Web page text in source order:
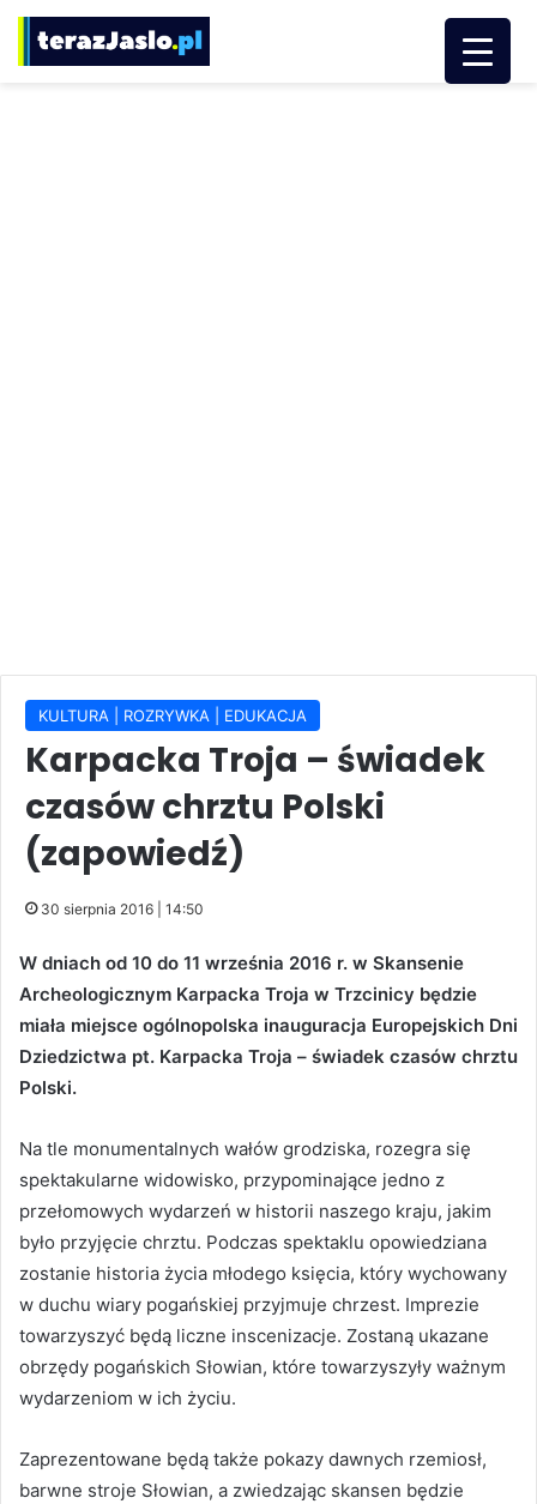
KULTURA | ROZRYWKA | EDUKACJA
Karpacka Troja – świadek
czasów chrztu Polski
(zapowiedź)
30 sierpnia 2016 | 14:50
W dniach od 10 do 11 września 2016 r. w Skansenie
Archeologicznym Karpacka Troja w Trzcinicy będzie
miała miejsce ogólnopolska inauguracja Europejskich Dni
Dziedzictwa pt. Karpacka Troja – świadek czasów chrztu
Polski.
Na tle monumentalnych wałów grodziska, rozegra się
spektakularne widowisko, przypominające jedno z
przełomowych wydarzeń w historii naszego kraju, jakim
było przyjęcie chrztu. Podczas spektaklu opowiedziana
zostanie historia życia młodego księcia, który wychowany
w duchu wiary pogańskiej przyjmuje chrzest. Imprezie
towarzyszyć będą liczne inscenizacje. Zostaną ukazane
obrzędy pogańskich Słowian, które towarzyszyły ważnym
wydarzeniom w ich życiu.
Zaprezentowane będą także pokazy dawnych rzemiosł,
barwne stroje Słowian, a zwiedzając skansen będzie